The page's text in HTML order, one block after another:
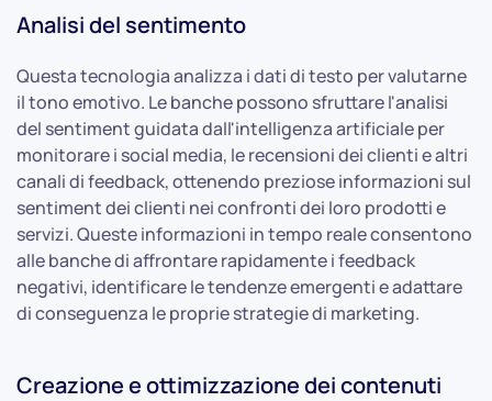
Analisi del sentimento
Questa tecnologia analizza i dati di testo per valutarne
il tono emotivo. Le banche possono sfruttare l'analisi
del sentiment guidata dall'intelligenza artificiale per
monitorare i social media, le recensioni dei clienti e altri
canali di feedback, ottenendo preziose informazioni sul
sentiment dei clienti nei confronti dei loro prodotti e
servizi. Queste informazioni in tempo reale consentono
alle banche di affrontare rapidamente i feedback
negativi, identificare le tendenze emergenti e adattare
di conseguenza le proprie strategie di marketing.
Creazione e ottimizzazione dei contenuti